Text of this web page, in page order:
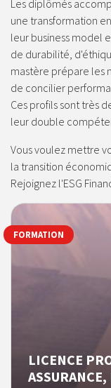
Les diplômés
une transformation
leur business model
de durabilité,
mastère prépare les
de concilier
Ces profils sont très
leur double
Vous voulez mettre
la transition
Rejoignez l'ESG
LICENCE
FORMATION